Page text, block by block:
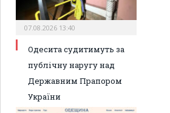
07.08.2026 13:40
Одесита судитимуть за
публічну наругу над
Державним Прапором
України